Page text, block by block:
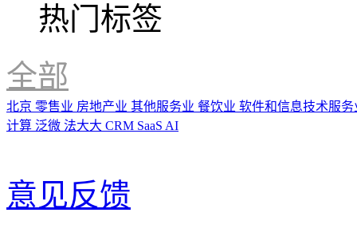
热门标签
全部
北京 零售业 房地产业 其他服务业 餐饮业 软件和信息技术服
计算 泛微 法大大 CRM SaaS AI
意见反馈